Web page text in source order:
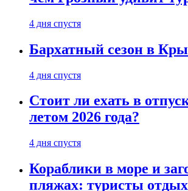
4 дня спустя
Бархатный сезон в
4 дня спустя
Стоит ли ехать в
летом 2026 года?
4 дня спустя
Кораблики в море и
пляжах: туристы